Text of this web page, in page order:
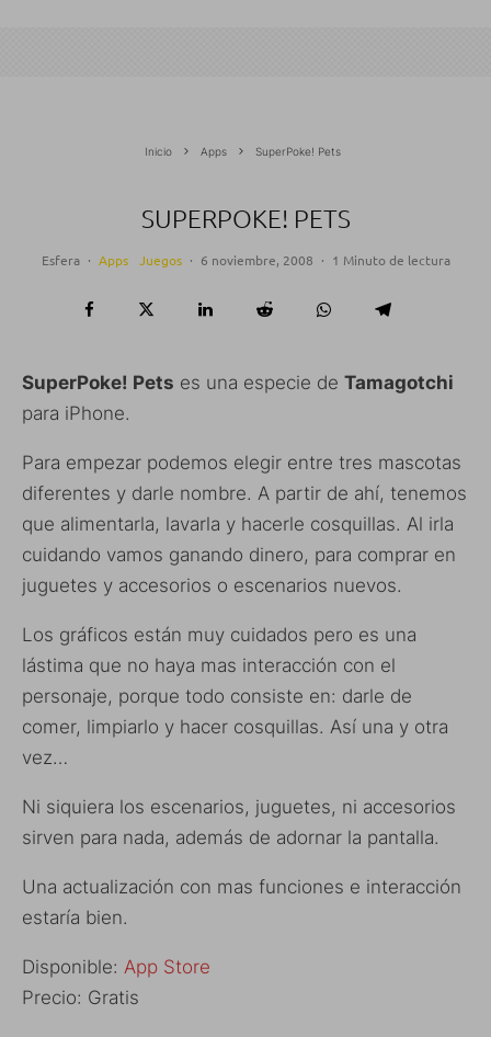
Inicio Apps SuperPoke! Pets
SUPERPOKE! PETS
Esfera · Apps Juegos · 6 noviembre, 2008 · 1 Minuto de lectura
SuperPoke! Pets es una especie de Tamagotchi
para iPhone.
Para empezar podemos elegir entre tres mascotas
diferentes y darle nombre. A partir de ahí, tenemos
que alimentarla, lavarla y hacerle cosquillas. Al irla
cuidando vamos ganando dinero, para comprar en
juguetes y accesorios o escenarios nuevos.
Los gráficos están muy cuidados pero es una
lástima que no haya mas interacción con el
personaje, porque todo consiste en: darle de
comer, limpiarlo y hacer cosquillas. Así una y otra
vez…
Ni siquiera los escenarios, juguetes, ni accesorios
sirven para nada, además de adornar la pantalla.
Una actualización con mas funciones e interacción
estaría bien.
Disponible: App Store
Precio: Gratis